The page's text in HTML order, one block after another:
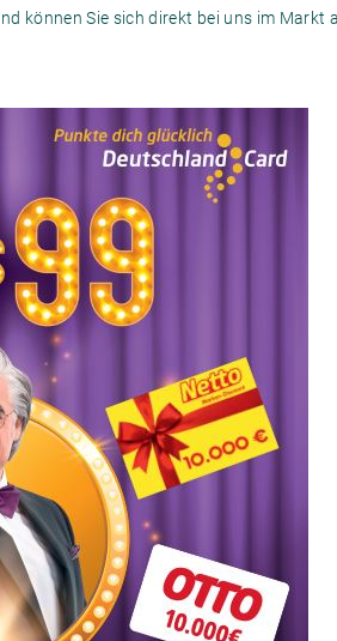
können Sie sich direkt bei uns im Markt